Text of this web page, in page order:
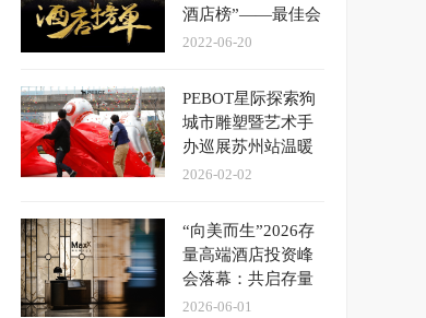
酒店榜”——最佳会
议度假酒店大奖
2022-06-20
PEBOT星际探索狗
城市雕塑暨艺术手
办巡展苏州站温暖
启幕
2026-02-02
“向美而生”2026存
量高端酒店投资峰
会落幕：共启存量
资产高质量发展新
2026-06-01